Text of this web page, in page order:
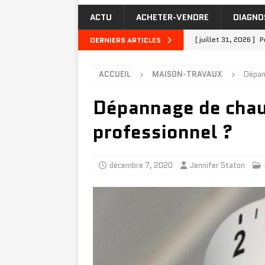
ACTU ACHETER-VENDRE
DERNIERS ARTICLES [ juillet 31, 2026 ]
MAISON-TRAVAUX
[ juillet 23, 2026 ]
[ juillet 19, 2026 ]
INVESTIR-FINANCER
ACCUEIL MAISON-TRAVAUX
Dépannage de
professionnel ?
décembre 7, 2020 Jennifer Staton